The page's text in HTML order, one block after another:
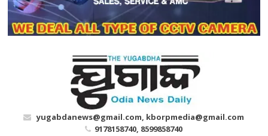
yugabdanews@gmail.com, kborpmedia@gmail.com
9178158740, 8599858740